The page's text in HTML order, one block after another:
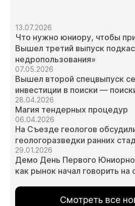
13.07.2026
Что нужно юниору, чтобы
Вышел третий выпуск
недропользования»
07.05.2026
Вышел второй спецвыпуск
инвестиции в поиски —
28.04.2026
Магия тендерных процедур
06.04.2026
На Съезде геологов
геологоразведки ранних
29.01.2026
Демо День Первого
как рынок начал говорить
Смотреть все